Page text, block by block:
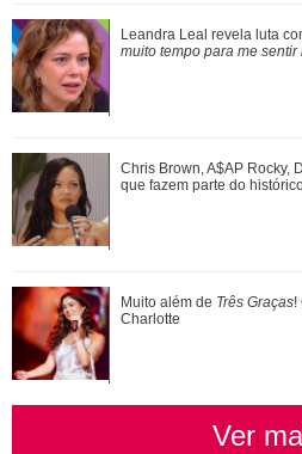
Caroline Dallarosa revela
Veja as famosas que
Bruna Marquezine previu
Confira as vezes que os
Pedro reage mal à visita
rolar nesta quinta-feira na
Leandra Leal revela luta
muito tempo para me sentir
Chris Brown, A$AP Rocky,
que fazem parte do
Muito além de Três Graças!
Charlotte
Ver